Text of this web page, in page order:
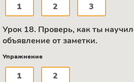
1 2 3
Урок 18. Проверь, как ты
объявление от заметки.
Упражнение
1 2